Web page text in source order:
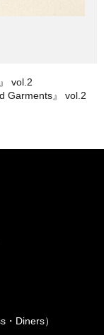
vol.2
Garments』 vol.2
Diners）